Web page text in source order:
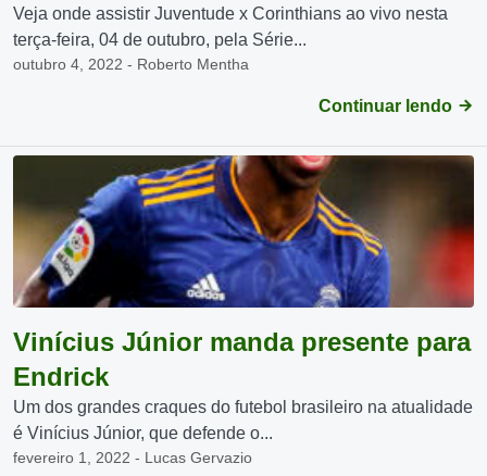
Veja onde assistir Juventude x Corinthians ao vivo nesta
terça-feira, 04 de outubro, pela Série...
outubro 4, 2022 - Roberto Mentha
Continuar lendo
Vinícius Júnior manda presente para
Endrick
Um dos grandes craques do futebol brasileiro na atualidade
é Vinícius Júnior, que defende o...
fevereiro 1, 2022 - Lucas Gervazio